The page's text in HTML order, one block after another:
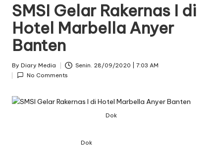
SMSI Gelar Rakernas I di
Hotel Marbella Anyer
Banten
Posted
by
By Diary Media
Senin. 28/09/2020 | 7:03 AM
No Comments
Dok
Dok